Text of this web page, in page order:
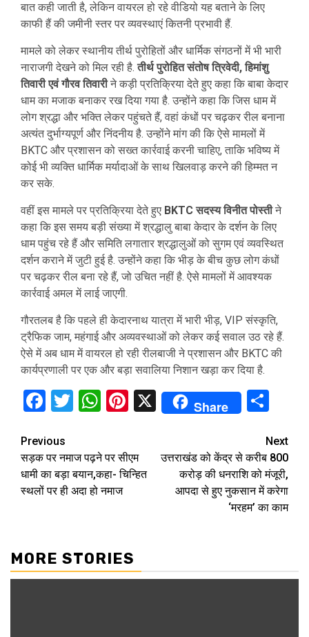
बात कही जाती है, लेकिन वायरल हो रहे वीडियो यह बताने के लिए
काफी हैं की जमीनी स्तर पर व्यवस्थाएं कितनी प्रभावी हैं.
मामले को लेकर स्थानीय तीर्थ पुरोहितों और धार्मिक संगठनों में भी भारी
नाराजगी देखने को मिल रही है.तीर्थ पुरोहित संतोष त्रिवेदी, हिमांशु
तिवारी एवं गौरव तिवारीने कड़ी प्रतिक्रिया देते हुए कहा कि बाबा केदार
धाम का मजाक बनाकर रख दिया गया है. उन्होंने कहा कि जिस धाम में
लोग श्रद्धा और भक्ति लेकर पहुंचते हैं, वहां कंधों पर चढ़कर रील बनाना
अत्यंत दुर्भाग्यपूर्ण और निंदनीय है. उन्होंने मांग की कि ऐसे मामलों में
BKTC और प्रशासन को सख्त कार्रवाई करनी चाहिए, ताकि भविष्य में
कोई भी व्यक्ति धार्मिक मर्यादाओं के साथ खिलवाड़ करने की हिम्मत न
कर सके.
वहीं इस मामले पर प्रतिक्रिया देते हुए BKTC सदस्य विनीत पोस्तीने
कहा कि इस समय बड़ी संख्या में श्रद्धालु बाबा केदार के दर्शन के लिए
धाम पहुंच रहे हैं और समिति लगातार श्रद्धालुओं को सुगम एवं व्यवस्थित
दर्शन कराने में जुटी हुई है. उन्होंने कहा कि भीड़ के बीच कुछ लोग कंधों
पर चढ़कर रील बना रहे हैं, जो उचित नहीं है. ऐसे मामलों में आवश्यक
कार्रवाई अमल में लाई जाएगी.
गौरतलब है कि पहले ही केदारनाथ यात्रा में भारी भीड़, VIP संस्कृति,
ट्रैफिक जाम, महंगाई और अव्यवस्थाओं को लेकर कई सवाल उठ रहे हैं.
ऐसे में अब धाम में वायरल हो रही रीलबाजी ने प्रशासन और BKTC की
कार्यप्रणाली पर एक और बड़ा सवालिया निशान खड़ा कर दिया है.
Facebook
Twitter
WhatsApp
Pinterest
X Share
Continue
Reading
Previous
सड़क पर नमाज पढ़ने पर सीएम
धामी का बड़ा बयान,कहा- चिन्हित
स्थलों पर ही अदा हो नमाज
Next
उत्तराखंड को केंद्र से करीब 800
करोड़ की धनराशि को मंजूरी,
आपदा से हुए नुकसान में करेगा
‘मरहम’ का काम
MORE STORIES